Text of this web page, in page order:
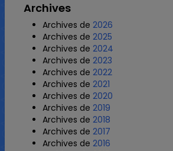
Archives
Archives de 2026
Archives de 2025
Archives de 2024
Archives de 2023
Archives de 2022
Archives de 2021
Archives de 2020
Archives de 2019
Archives de 2018
Archives de 2017
Archives de 2016